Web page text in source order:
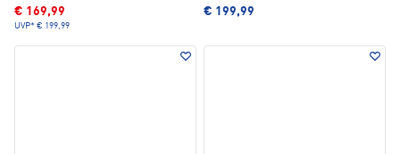
€ 169,99
UVP* € 199,99
€ 199,99